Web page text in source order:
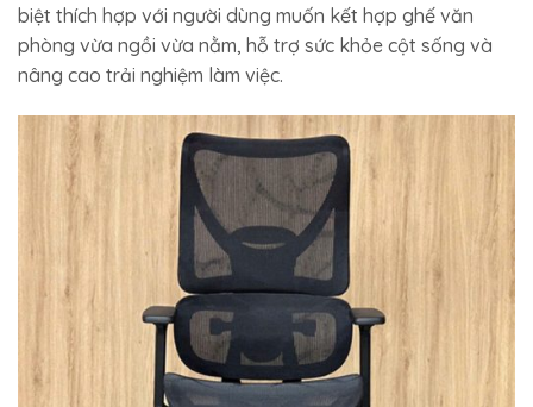
biệt thích hợp với người dùng muốn kết hợp ghế văn
phòng vừa ngồi vừa nằm, hỗ trợ sức khỏe cột sống và
nâng cao trải nghiệm làm việc.